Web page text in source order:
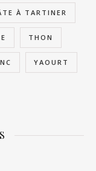
À TARTINER
THON
YAOURT